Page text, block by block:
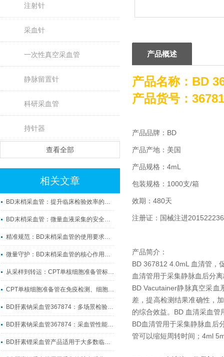
注射针
采血针
一次性真空采血管
静脉留置针
科研采血管
持针器
查看全部
相关文章
BD末梢采血管：提升临床检验效率的微观利器
BD末梢采血管：微量血液采集的安全守护者
精准规范：BD末梢采血管的使用要求与操作要点
微量守护：BD末梢采血管的核心作用与临床价值
从采样到转运：CPT单核细胞准备管标准化制样全流程指南
CPT单核细胞准备管在免疫检测、细胞科研中的实操应用
BD肝素钠采血管367874：多场景检验采血的核心耗材
BD肝素钠采血管367874：采血管性能升级的典型代表
BD肝素锂采血管产品适用于大多数临床生化检测
产品概述
产品名称： BD
产品货号：
产品品牌：BD
产品产地：美国
产品规格：4mL
包装规格：1000支/箱
效期：480天
注册证：国械注进
产品简介：
BD 367812 4.0mL 血清管，
血清管用于采集静脉血后分
BD Vacutainer静脉真空采血
差，提高检测结果准确性，
的综合效益。BD 血清采血
BD血清管用于采集静脉血后
管可以缩短周转时间；4ml